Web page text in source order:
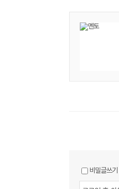
비밀글쓰기